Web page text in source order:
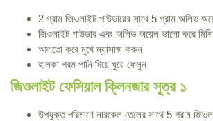
2 গ্রাম জিওলাইট পাউডারের সাথে 5 গ্রাম অলিভ
জিওলাইট পাউডার এবং অলিভ অয়েল ভালো করে
আলতো করে মুখে ম্যাসাজ করুন
হালকা গরম পানি দিয়ে ধুয়ে ফেলুন
জিওলাইট ফেসিয়াল ক্লিনজার সূত্র ১
উপযুক্ত পরিমাণে নারকেল তেলের সাথে 5 গ্রাম